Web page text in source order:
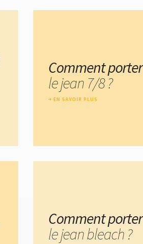
Comment porter
le jean 7/8 ?
EN SAVOIR PLUS
Comment porter
le jean bleach ?